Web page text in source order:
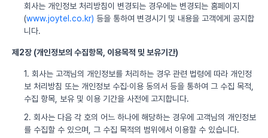
회사는 개인정보 처리방침이 변경되는 경우에는 변경되는 홈페이지
(www.joytel.co.kr) 등을 통하여 변경시기 및 내용을 고객에게 공지합
니다.
제2장 (개인정보의 수집항목, 이용목적 및 보유기간)
1. 회사는 고객님의 개인정보를 처리하는 경우 관련 법령에 따라 개인정
보 처리방침 또는 개인정보 수집·이용 동의서 등을 통하여 그 수집 목적,
수집 항목, 보유 및 이용 기간을 사전에 고지합니다.
2. 회사는 다음 각 호의 어느 하나에 해당하는 경우에 고객님의 개인정보
를 수집할 수 있으며, 그 수집 목적의 범위에서 이용할 수 있습니다.